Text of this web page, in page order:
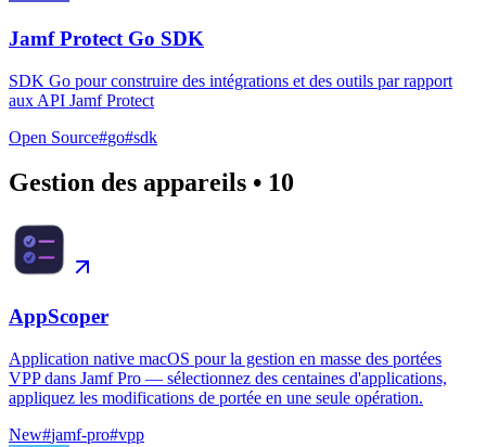
Jamf Protect Go SDK
SDK Go pour construire des intégrations et des outils par rapport
aux API Jamf Protect
Open Source#go#sdk
Gestion des appareils • 10
AppScoper
Application native macOS pour la gestion en masse des portées
VPP dans Jamf Pro — sélectionnez des centaines d'applications,
appliquez les modifications de portée en une seule opération.
New#jamf-pro#vpp